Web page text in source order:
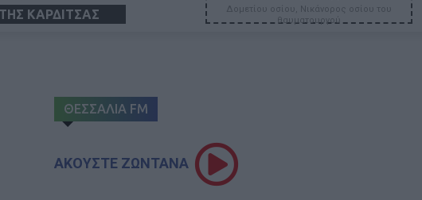
ΚΑΡΔΙΤΣΑΣ
Δομετίου οσίου, Νικάνορος οσίου του
θαυματουργού
ΘΕΣΣΑΛΙΑ FM
ΑΚΟΥΣΤΕ ΖΩΝΤΑΝΑ